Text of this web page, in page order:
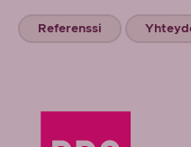
Referenssi